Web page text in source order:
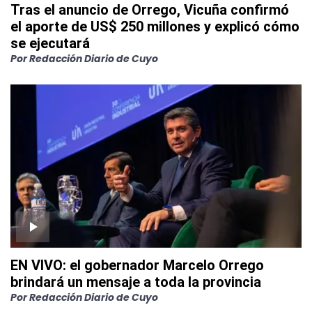
Tras el anuncio de Orrego, Vicuña confirmó
el aporte de US$ 250 millones y explicó cómo
se ejecutará
PorRedacción Diario de Cuyo
EN VIVO: el gobernador Marcelo Orrego
brindará un mensaje a toda la provincia
PorRedacción Diario de Cuyo